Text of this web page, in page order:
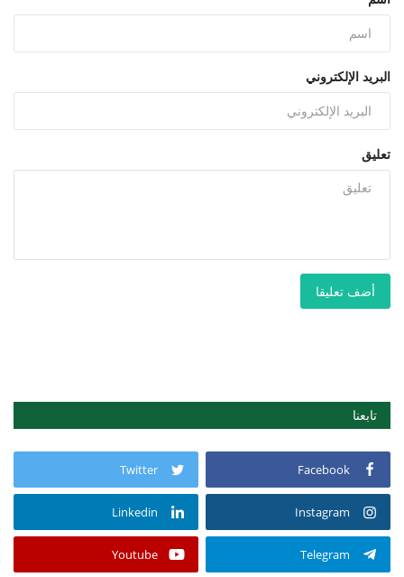
البريد الإلكتروني
تعليق
أضف تعليقا
تابعنا
Facebook
Twitter
Instagram
Linkedin
Telegram
Youtube